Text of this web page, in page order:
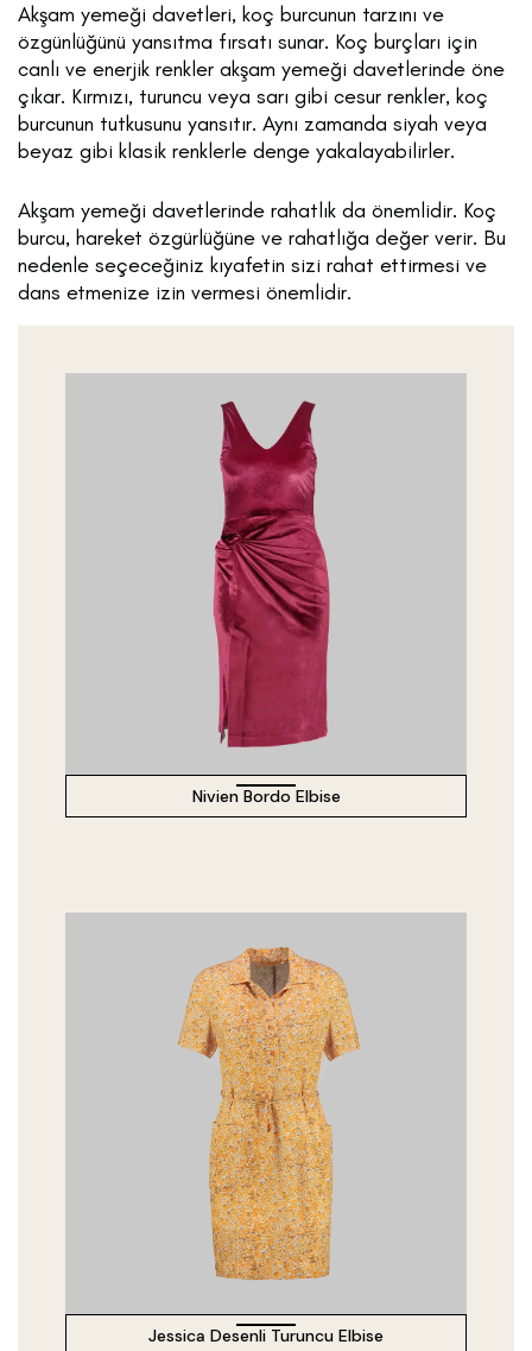
Akşam yemeği davetleri, koç burcunun tarzını ve
özgünlüğünü yansıtma fırsatı sunar. Koç burçları için
canlı ve enerjik renkler akşam yemeği davetlerinde öne
çıkar. Kırmızı, turuncu veya sarı gibi cesur renkler, koç
burcunun tutkusunu yansıtır. Aynı zamanda siyah veya
beyaz gibi klasik renklerle denge yakalayabilirler.
Akşam yemeği davetlerinde rahatlık da önemlidir. Koç
burcu, hareket özgürlüğüne ve rahatlığa değer verir. Bu
nedenle seçeceğiniz kıyafetin sizi rahat ettirmesi ve
dans etmenize izin vermesi önemlidir.
Nivien Bordo Elbise
Jessica Desenli Turuncu Elbise